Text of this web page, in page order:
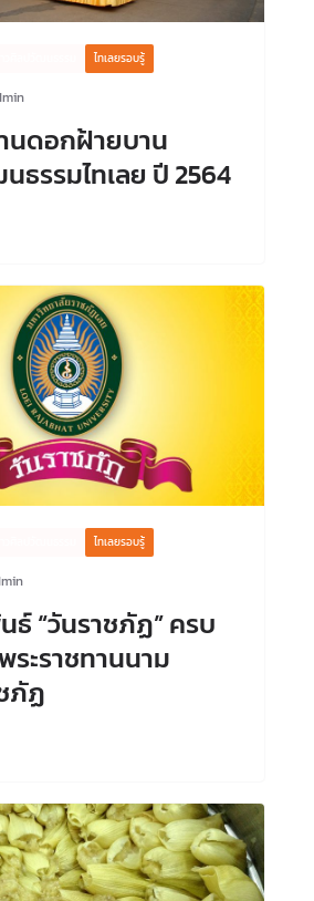
ไทเลยรอบรู้
นดอกฝ้ายบาน
ธรรมไทเลย ปี 2564
ไทเลยรอบรู้
ธ์ “วันราชภัฏ” ครบ
ระราชทานนาม
ภัฏ